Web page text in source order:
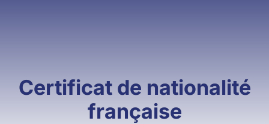
Certificat de nationalité
française